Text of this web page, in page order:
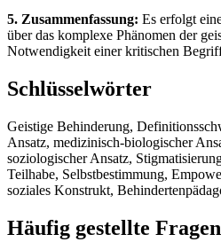
5. Zusammenfassung: Es erfolgt
über das komplexe Phänomen der
Notwendigkeit einer kritischen
Schlüsselwörter
Geistige Behinderung,
Ansatz, medizinisch-biologischer
soziologischer Ansatz,
Teilhabe, Selbstbestimmung,
soziales Konstrukt,
Häufig gestellte Fragen